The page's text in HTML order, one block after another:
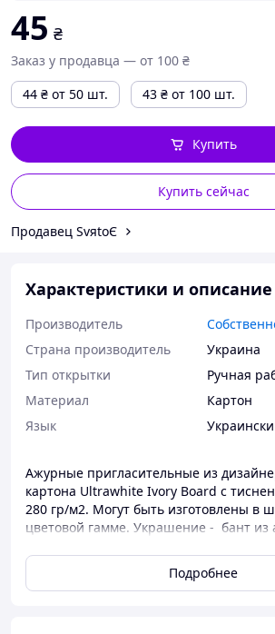
45 ₴
Заказ у продавца — от 100 ₴
44 ₴ от 50 шт. 43 ₴ от 100 шт.
Купить сейчас
Купить
Продавец SvяtoЄ
Характеристики и описание
Производитель
Страна производитель
Украина
Тип открытки
Ручная
Материал
Картон
Язык
Ажурные пригласительные из
картона Ultrawhite Ivory Board с
280 гр/м2. Могут быть изготовлены в
цветовой гамме. Украшение - бант из
подобран в другом цвете по желанию
Пригласительная открытка
Подробнее